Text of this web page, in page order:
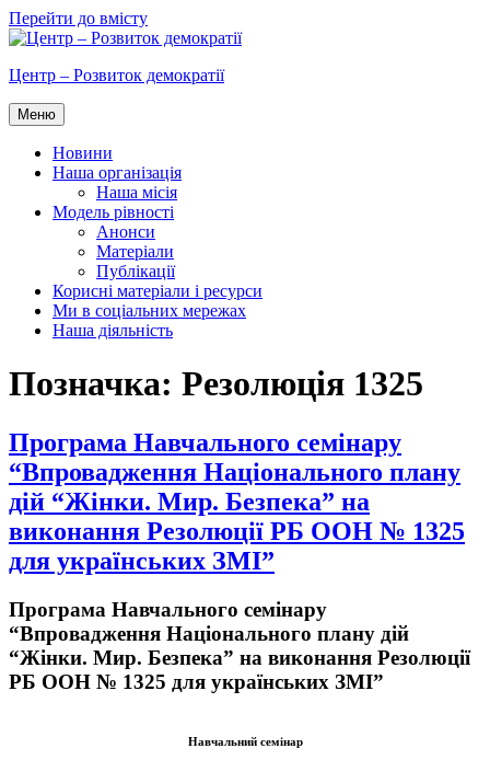
Перейти до вмісту
Центр – Розвиток демократії
Меню
Новини
Наша організація
Наша місія
Модель рівності
Анонси
Матеріали
Публікації
Корисні матеріали і ресурси
Ми в соціальних мережах
Наша діяльність
Позначка: Резолюція 1325
Програма Навчального семінару
“Впровадження Національного плану
дій “Жінки. Мир. Безпека” на
виконання Резолюції РБ ООН № 1325
для українських ЗМІ”
Програма Навчального семінару
“Впровадження Національного плану дій
“Жінки. Мир. Безпека” на виконання Резолюції
РБ ООН № 1325 для українських ЗМІ”
Навчальний семінар